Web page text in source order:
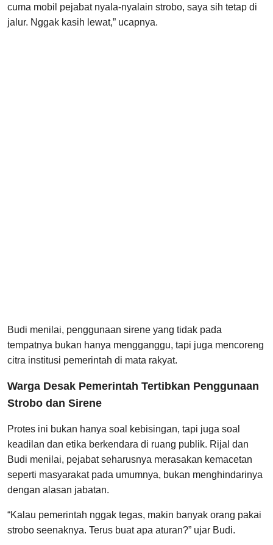
cuma mobil pejabat nyala-nyalain strobo, saya sih tetap di
jalur. Nggak kasih lewat,” ucapnya.
Budi menilai, penggunaan sirene yang tidak pada
tempatnya bukan hanya mengganggu, tapi juga mencoreng
citra institusi pemerintah di mata rakyat.
Warga Desak Pemerintah Tertibkan Penggunaan
Strobo dan Sirene
Protes ini bukan hanya soal kebisingan, tapi juga soal
keadilan dan etika berkendara di ruang publik. Rijal dan
Budi menilai, pejabat seharusnya merasakan kemacetan
seperti masyarakat pada umumnya, bukan menghindarinya
dengan alasan jabatan.
“Kalau pemerintah nggak tegas, makin banyak orang pakai
strobo seenaknya. Terus buat apa aturan?” ujar Budi.